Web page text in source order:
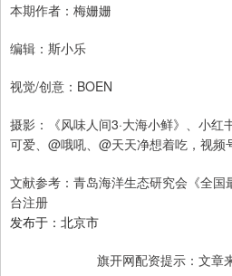
本期作者：梅姗姗
编辑：斯小乐
视觉/创意：BOEN
摄影：《风味人间3·大海小鲜》、小红
可爱、@哦吼、@天天净想着吃，视频
文献参考：青岛海洋生态研究会《全
台注册
发布于：北京市
旗开网配资提示：文章